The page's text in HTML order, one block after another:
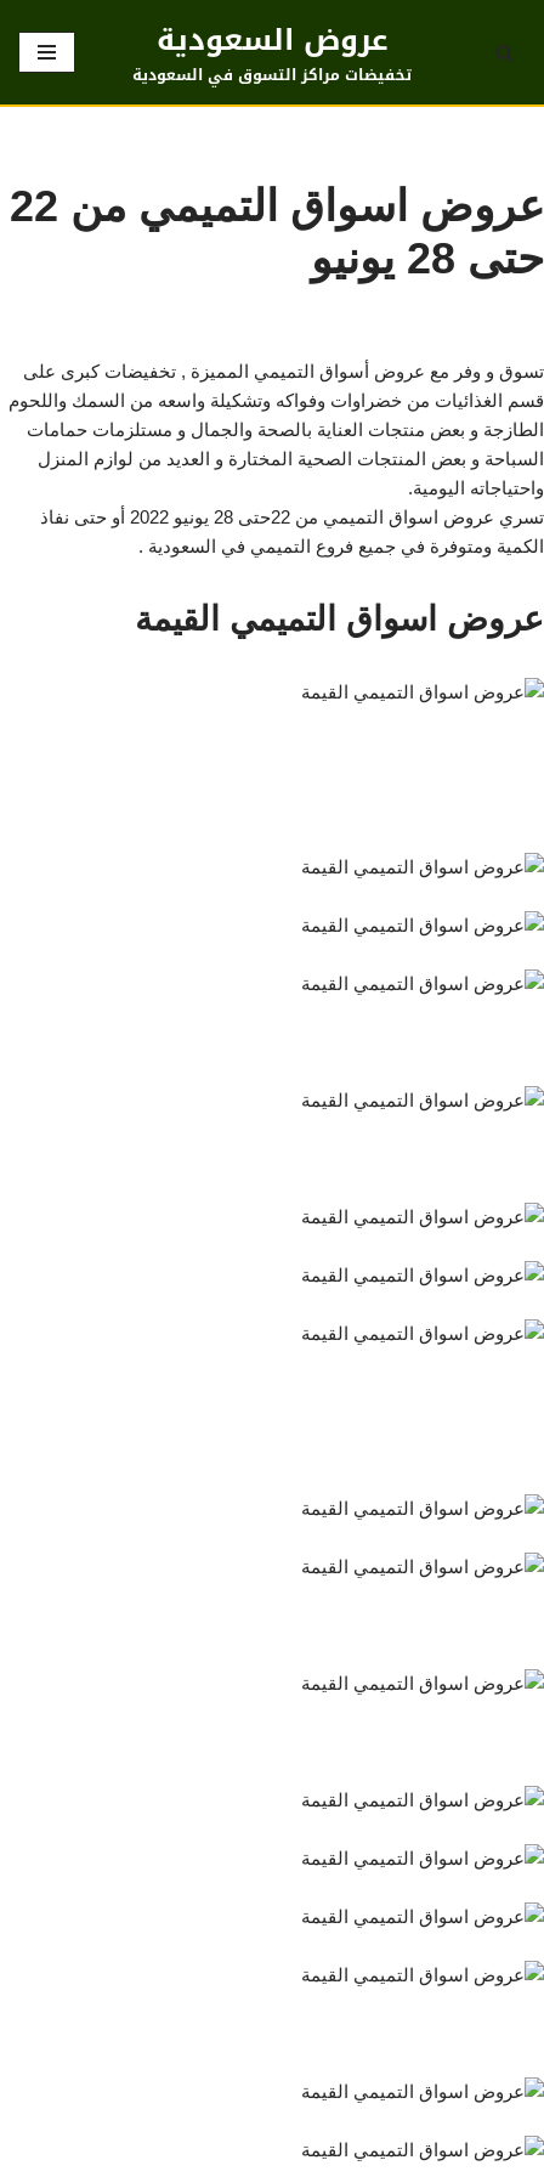
تخطى
عروض السعودية
تخفيضات مراكز التسوق في السعودية
عروض اسواق التميمي من 22
حتى 28 يونيو
تسوق و وفر مع عروض أسواق التميمي المميزة , تخفيضات كبرى على
قسم الغذائيات من خضراوات وفواكه وتشكيلة واسعه من السمك واللحوم
الطازجة و بعض منتجات العناية بالصحة والجمال و مستلزمات حمامات
السباحة و بعض المنتجات الصحية المختارة و العديد من لوازم المنزل
واحتياجاته اليومية.
تسري عروض اسواق التميمي من 22حتى 28 يونيو 2022 أو حتى نفاذ
الكمية ومتوفرة في جميع فروع التميمي في السعودية .
عروض اسواق التميمي القيمة